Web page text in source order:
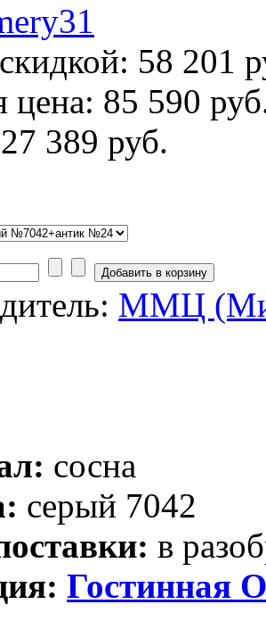
58 201
цена: 85 590
27 389 руб.
ММЦ
сосна
серый 7042
в
Гостинная